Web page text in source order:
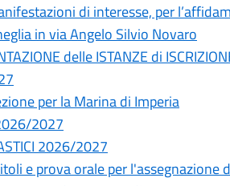
di interesse, per
in via Angelo Silvio Novaro
delle ISTANZE di
per la Marina di Imperia
2027
2026/2027
e prova orale per l'assegnazione